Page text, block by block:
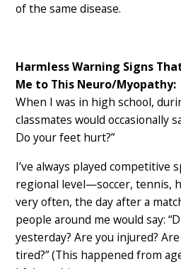
of the same disease.
Harmless Warning Signs
Me to This Neuro/Myopathy:
When I was in high school,
classmates would occasionally
Do your feet hurt?”
I’ve always played competitive
regional level—soccer, tennis,
very often, the day after a
people around me would say:
yesterday? Are you injured?
tired?” (This happened from